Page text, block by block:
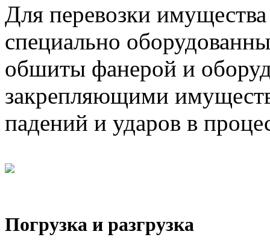
Для перевозки
специально
обшиты фанерой и
закрепляющими
падений и ударов в
Погрузка и разгрузка